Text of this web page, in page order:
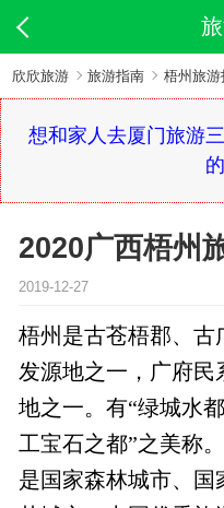
欣欣旅游 旅游指南 梧州旅游
想和家人去厦门旅游
2020广西梧州
2019-12-27
梧州是古苍梧郡、古
发源地之一，广府
地之一。有“绿城水
工宝石之都”之美称。
是国家森林城市、国